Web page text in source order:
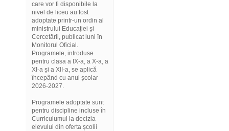
care vor fi disponibile la
nivel de liceu au fost
adoptate printr-un ordin al
ministrului Educației și
Cercetării, publicat luni în
Monitorul Oficial.
Programele, introduse
pentru clasa a IX-a, a X-a, a
XI-a și a XII-a, se aplică
începând cu anul școlar
2026-2027.
Programele adoptate sunt
pentru discipline incluse în
Curriculumul la decizia
elevului din oferta școlii